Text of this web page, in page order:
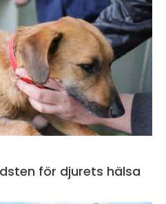
för djurets hälsa